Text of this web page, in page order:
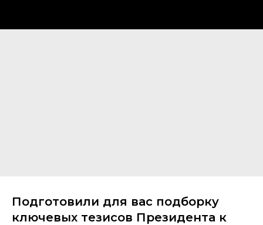
Подготовили для вас подборку
ключевых тезисов Президента к